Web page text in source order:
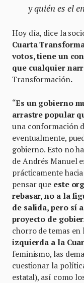
y quién es el
Hoy día, dice la
Cuarta
votos, tiene un
que cualquier
Transformación.
“Es un gobierno
arrastre popular
una conformación
eventualmente,
gobierno. Esto no
de Andrés Manuel
prácticamente
pensar que este
rebasar, no a la
de salida, pero sí
proyecto de
chorro de temas en
izquierda a la
feminismo, las
cuestionar la
estatal), así como